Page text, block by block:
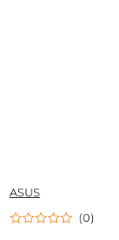
NAZWA
PRODUCENTA:
ASUS
(0)